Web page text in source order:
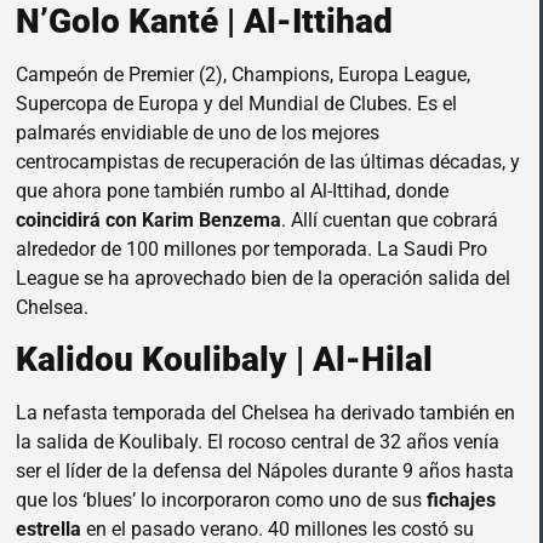
N’Golo Kanté | Al-Ittihad
Campeón de Premier (2), Champions, Europa League,
Supercopa de Europa y del Mundial de Clubes. Es el
palmarés envidiable de uno de los mejores
centrocampistas de recuperación de las últimas décadas, y
que ahora pone también rumbo al Al-Ittihad, donde
coincidirá con Karim Benzema. Allí cuentan que cobrará
alrededor de 100 millones por temporada. La Saudi Pro
League se ha aprovechado bien de la operación salida del
Chelsea.
Kalidou Koulibaly | Al-Hilal
La nefasta temporada del Chelsea ha derivado también en
la salida de Koulibaly. El rocoso central de 32 años venía
ser el líder de la defensa del Nápoles durante 9 años hasta
que los ‘blues’ lo incorporaron como uno de sus fichajes
estrella en el pasado verano. 40 millones les costó su